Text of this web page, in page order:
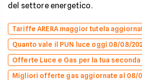
del settore energetico.
Tariffe ARERA maggior tutela
Quanto vale il PUN luce oggi 08/08/
Offerte Luce e Gas per la tua seconda
Migliori offerte gas aggiornate al 08/